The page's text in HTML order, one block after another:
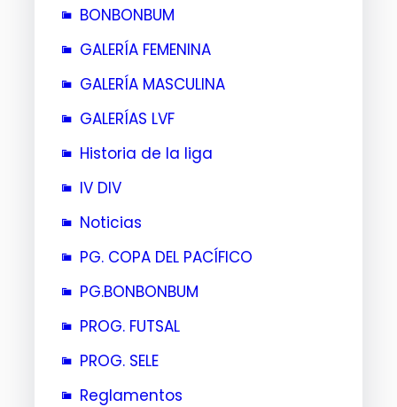
BONBONBUM
GALERÍA FEMENINA
GALERÍA MASCULINA
GALERÍAS LVF
Historia de la liga
IV DIV
Noticias
PG. COPA DEL PACÍFICO
PG.BONBONBUM
PROG. FUTSAL
PROG. SELE
Reglamentos